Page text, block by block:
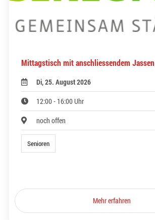
Mittagstisch mit anschliessendem Jassen
Di, 25. August 2026
12:00 - 16:00 Uhr
noch offen
Senioren
Mehr erfahren